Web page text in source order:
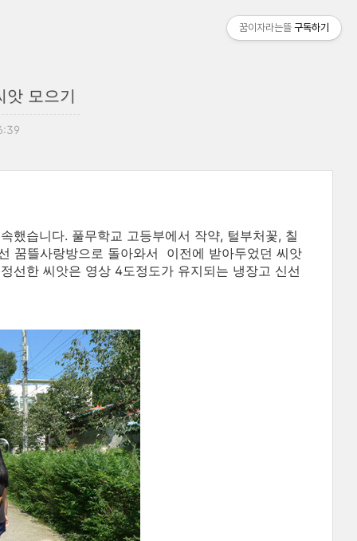
모으기
했습니다. 풀무학교 고등부에서 작약, 털부처꽃, 칠
꿈뜰사랑방으로 돌아와서 이전에 받아두었던 씨앗
선한 씨앗은 영상 4도정도가 유지되는 냉장고 신선
꿈이자라는뜰 구독하기